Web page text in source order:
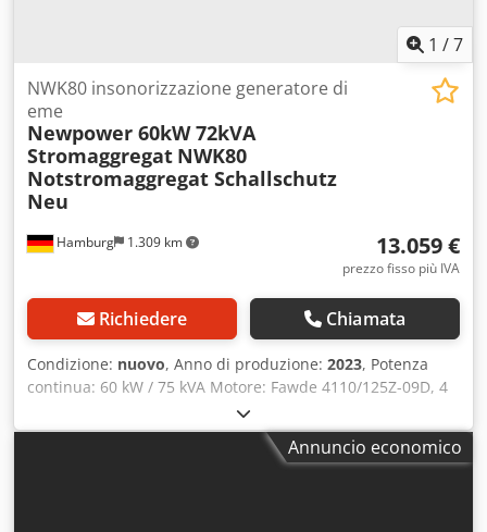
1 /7
Hamburg 1.309 km
NWK80 insonorizzazione generatore di
eme
Newpower 60kW 72kVA
Stromaggregat NWK80
Notstromaggregat Schallschutz
Neu
13.059 €
prezzo fisso più IVA
Richiedere Chiamata
Condizione: nuovo, Anno di produzione: 2023, Potenza
continua: 60 kW / 75 kVA Motore: Fawde 4110/125Z-09D, 4
cilindri, raffreddato ad acqua Collegamento: 1x32A, 1x64A
1x220V Prese o interruttori automatici, presa 125A
opzionale Frequenza: 50 Hz Voltaggio: 400/230V compreso
Annuncio economico